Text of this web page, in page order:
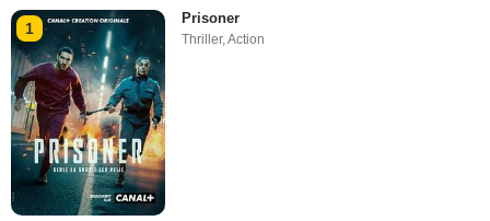
1
Prisoner
Thriller,Action